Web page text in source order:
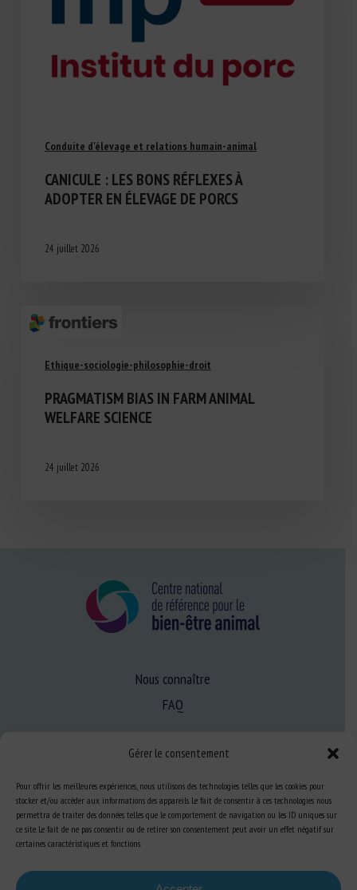
Gérer le consentement
Pour offrir les meilleures expériences, nous utilisons des technologies telles que les cookies pour
stocker et/ou accéder aux informations des appareils. Le fait de consentir à ces technologies nous
permettra de traiter des données telles que le comportement de navigation ou les ID uniques sur
ce site. Le fait de ne pas consentir ou de retirer son consentement peut avoir un effet négatif sur
certaines caractéristiques et fonctions.
Conduite d'élevage et relations humain-animal
CANICULE : LES BONS RÉFLEXES À
ADOPTER EN ÉLEVAGE DE PORCS
24 juillet 2026
Ethique-sociologie-philosophie-droit
PRAGMATISM BIAS IN FARM ANIMAL
WELFARE SCIENCE
24 juillet 2026
Nous connaître
FAQ
Expertise
S’informer sur le BEA
Se former au BEA
Ressources